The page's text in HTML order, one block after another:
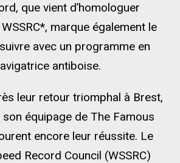
que vient d’homologuer
marque également le
avec un programme en
antiboise.
leur retour triomphal à Brest,
équipage de The Famous
encore leur réussite. Le
Record Council (WSSRC)